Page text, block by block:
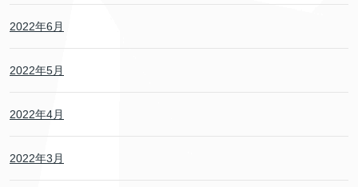
2022年6月
2022年5月
2022年4月
2022年3月